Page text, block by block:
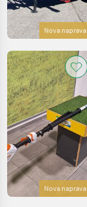
Nova naprava
Nova naprava